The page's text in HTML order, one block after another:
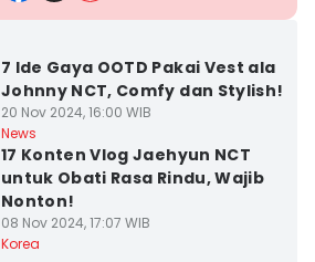
7 Ide Gaya OOTD Pakai Vest ala
Johnny NCT, Comfy dan Stylish!
20 Nov 2024, 16:00 WIB
News
17 Konten Vlog Jaehyun NCT
untuk Obati Rasa Rindu, Wajib
Nonton!
08 Nov 2024, 17:07 WIB
Korea